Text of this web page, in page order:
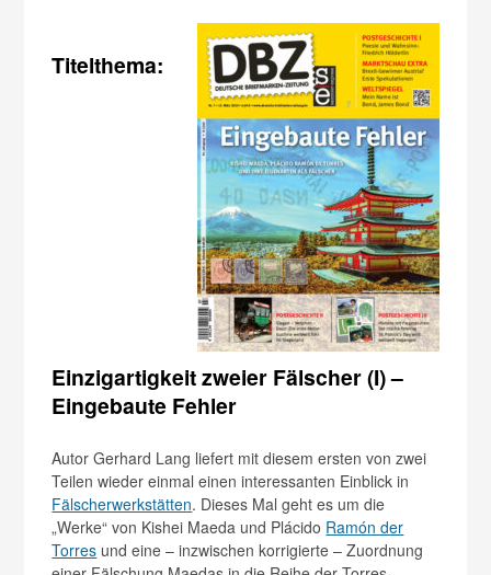
Titelthema:
Einzigartigkeit zweier Fälscher (I) –
Eingebaute Fehler
Autor Gerhard Lang liefert mit diesem ersten von zwei
Teilen wieder einmal einen interessanten Einblick in
Fälscherwerkstätten. Dieses Mal geht es um die
„Werke“ von Kishei Maeda und Plácido Ramón der
Torres und eine – inzwischen korrigierte – Zuordnung